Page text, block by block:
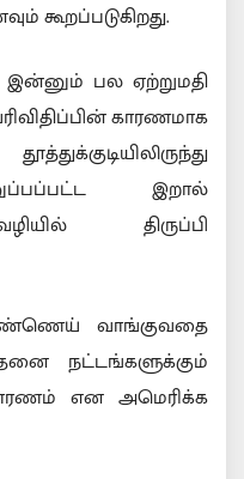
கூறப்படுகிறது.
இன்னும் பல ஏற்றுமதி
காரணமாக
இறால்
திருப்பி
எண்ணெய் வாங்குவதை
நட்டங்களுக்கும்
என அமெரிக்க